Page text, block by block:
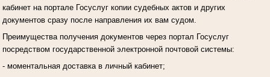
кабинет на портале Госуслуг копии судебных актов и других
документов сразу после направления их вам судом.
Преимущества получения документов через портал Госуслуг
посредством государственной электронной почтовой системы:
- моментальная доставка в личный кабинет;